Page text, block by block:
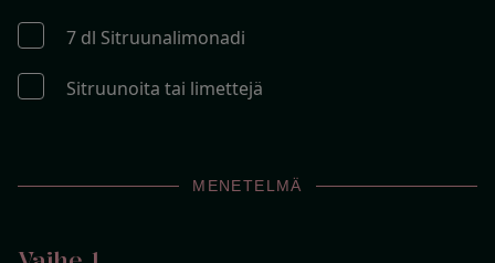
7 dl Sitruunalimonadi
Sitruunoita tai limettejä
MENETELMÄ